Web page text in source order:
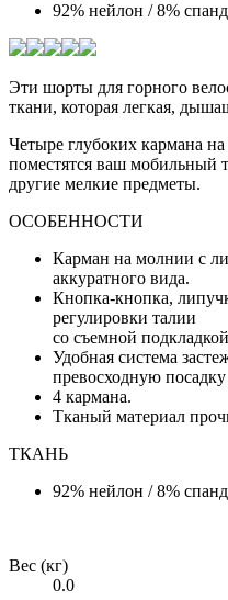
92% нейлон / 8%
Эти шорты для горного
ткани, которая легкая,
Четыре глубоких кармана
поместятся ваш мобильный
другие мелкие предметы.
ОСОБЕННОСТИ
Карман на молнии с
аккуратного вида.
Кнопка-кнопка,
регулировки талии
со съемной
Удобная система
превосходную посадку
4 кармана.
Тканый материал
ТКАНЬ
92% нейлон / 8%
Вес (кг)
0.0